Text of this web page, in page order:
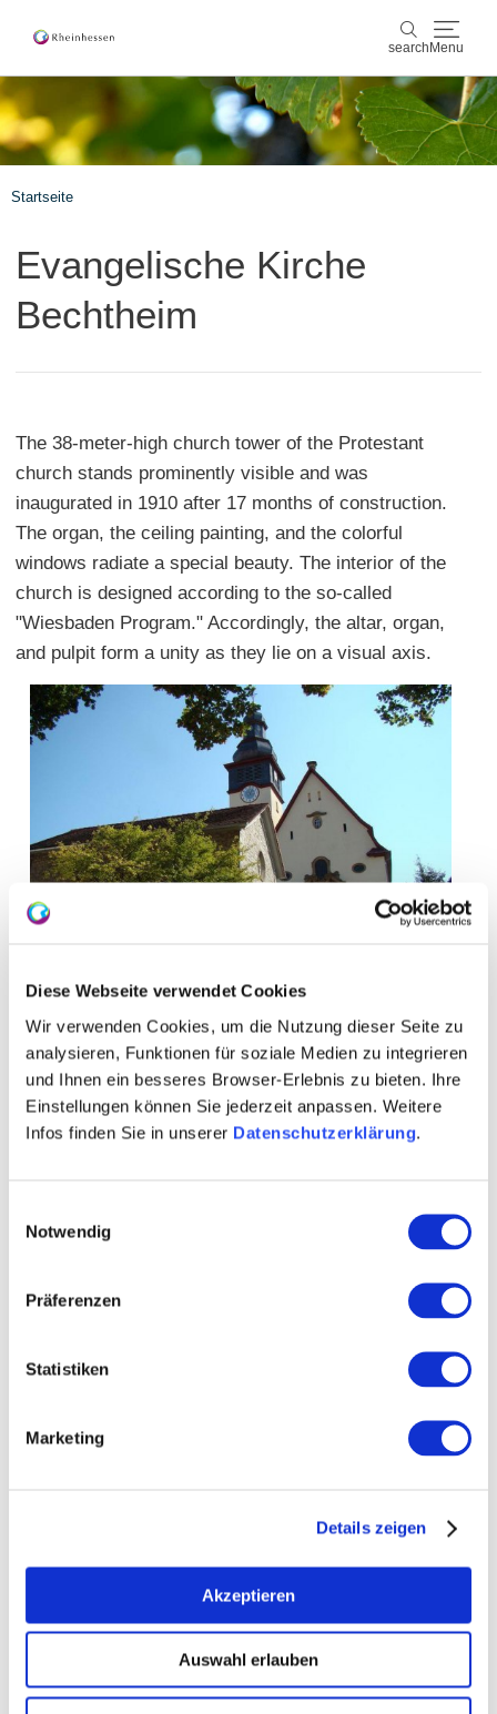
Diese Webseite verwendet Cookies
Wir verwenden Cookies, um die Nutzung dieser Seite zu
analysieren, Funktionen für soziale Medien zu integrieren
und Ihnen ein besseres Browser-Erlebnis zu bieten. Ihre
Einstellungen können Sie jederzeit anpassen. Weitere
Infos finden Sie in unserer Datenschutzerklärung.
Notwendig
Präferenzen
Statistiken
Marketing
Details zeigen
Akzeptieren
Auswahl erlauben
search Menu
search
wine & culinary
Startseite
Evangelische Kirche
Bechtheim
The 38-meter-high church tower of the Protestant
church stands prominently visible and was
inaugurated in 1910 after 17 months of construction.
The organ, the ceiling painting, and the colorful
windows radiate a special beauty. The interior of the
church is designed according to the so-called
"Wiesbaden Program." Accordingly, the altar, organ,
and pulpit form a unity as they lie on a visual axis.
Contact
Contact details:
Evangelische Kirchengemeinde Bechtheim